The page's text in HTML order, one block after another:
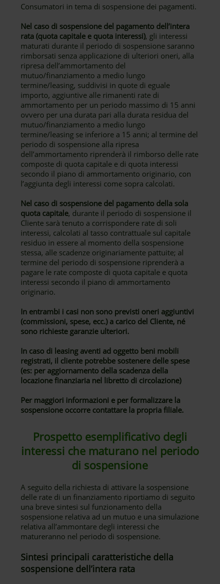
Consumatori in tema di sospensione dei pagamenti.
Nel caso di sospensione del pagamento dell’intera
rata (quota capitale e quota interessi), gli interessi
maturati durante il periodo di sospensione saranno
rimborsati senza applicazione di ulteriori oneri, alla
ripresa dell’ammortamento del
mutuo/finanziamento a medio lungo
termine/leasing, suddivisi in quote di eguale
importo, aggiuntive alle rimanenti rate di
ammortamento per un periodo massimo di 15 anni
ovvero per una durata pari alla durata residua del
mutuo/finanziamento a medio lungo
termine/leasing se inferiore a 15 anni; al termine del
periodo di sospensione alla ripresa
dell’ammortamento riprenderà il rimborso delle rate
composte di quota capitale e di quota interessi
secondo il piano di ammortamento originario, con
l’aggiunta degli interessi come sopra calcolati.
Nel caso di sospensione del pagamento della sola
quota capitale, durante il periodo di sospensione il
Cliente sarà tenuto a corrispondere rate di soli
interessi, calcolati al tasso contrattuale sul capitale
residuo in essere al momento della sospensione
stessa, alle scadenze originariamente pattuite; al
termine del periodo di sospensione riprenderà a
pagare le rate composte di quota capitale e quota
interessi secondo il piano di ammortamento
originario.
In entrambi i casi non sono previsti oneri aggiuntivi
(commissioni, spese, ecc.) a carico del Cliente, né
sono richieste garanzie ulteriori.
In caso di leasing aventi ad oggetto beni mobili
registrati, il cliente potrebbe sostenere delle spese
(es: per aggiornamento della scadenza della
locazione finanziaria nel libretto di circolazione)
Per maggiori informazioni e per formalizzare la
sospensione occorre contattare la propria filiale.
Prospetto esemplificativo degli
interessi che maturano nel periodo
di sospensione
A seguito della richiesta di attivare la sospensione
delle rate di un finanziamento riportiamo di seguito
una breve sintesi sul funzionamento della
sospensione relativa ad un mutuo e una simulazione
relativa all’ammontare degli interessi che
matureranno nel periodo di sospensione.
Sintesi principali caratteristiche della
sospensione dell’intera rata